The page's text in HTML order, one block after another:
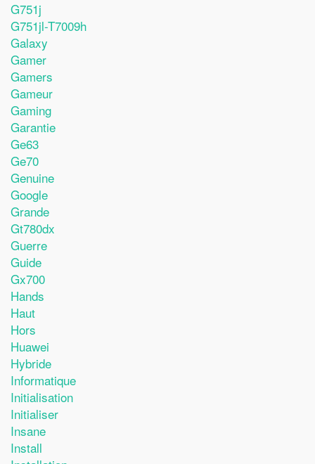
G751j
G751jl-T7009h
Galaxy
Gamer
Gamers
Gameur
Gaming
Garantie
Ge63
Ge70
Genuine
Google
Grande
Gt780dx
Guerre
Guide
Gx700
Hands
Haut
Hors
Huawei
Hybride
Informatique
Initialisation
Initialiser
Insane
Install